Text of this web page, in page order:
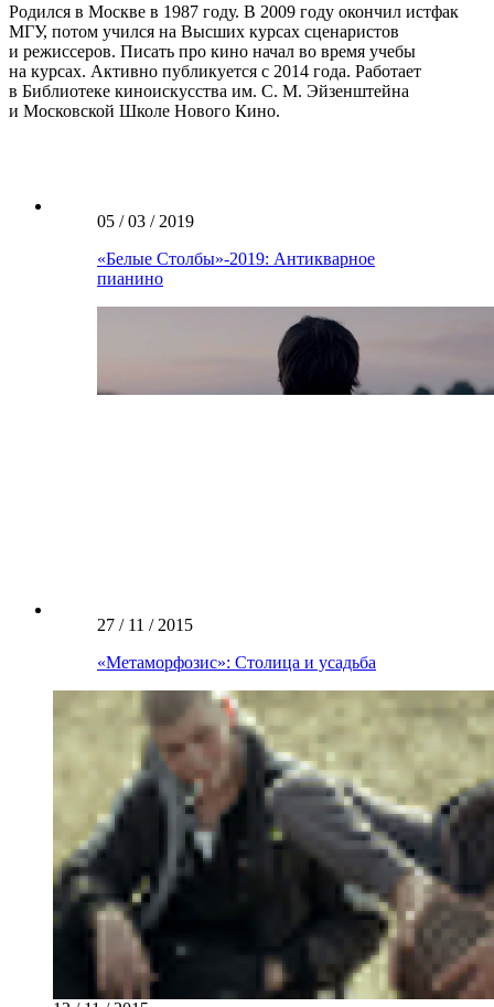
Родился в Москве в 1987 году. В 2009 году окончил истфак
МГУ, потом учился на Высших курсах сценаристов
и режиссеров. Писать про кино начал во время учебы
на курсах. Активно публикуется с 2014 года. Работает
в Библиотеке киноискусства им. С. М. Эйзенштейна
и Московской Школе Нового Кино.
05 / 03 / 2019
«Белые Столбы»-2019: Антикварное
пианино
27 / 11 / 2015
«Метаморфозис»: Столица и усадьба